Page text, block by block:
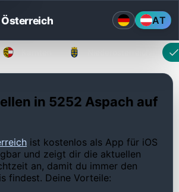
AT
in 5252 Aspach auf
ist kostenlos als App für iOS
und zeigt dir die aktuellen
an, damit du immer den
findest. Deine Vorteile: